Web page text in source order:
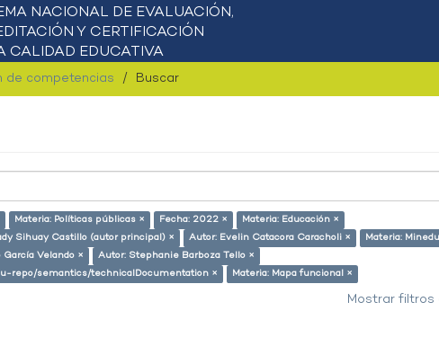
de competencias Buscar
Materia: Políticas públicas × Fecha: 2022 ×
Materia: Educación ×
Sihuay Castillo (autor principal) × Autor: Evelin Catacora Caracholi ×
Materia:
Velando ×
Autor: Stephanie Barboza Tello ×
repo/semantics/technicalDocumentation ×
Materia: Mapa funcional ×
Mostrar filtros